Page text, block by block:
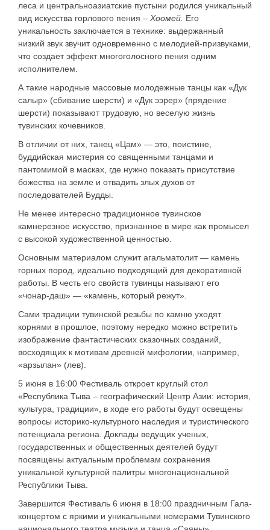
леса и центральноазиатские пустыни родился уникальный
вид искусства горлового пения – Хоомей. Его
уникальность заключается в технике: выдержанный
низкий звук звучит одновременно с мелодией-призвуками,
что создает эффект многоголосного пения одним
исполнителем.
А такие народные массовые молодежные танцы как «Дүк
салыр» (сбивание шерсти) и «Дүк ээрер» (прядение
шерсти) показывают трудовую, но веселую жизнь
тувинских кочевников.
В отличии от них, танец «Цам» — это, поистине,
буддийская мистерия со священными танцами и
пантомимой в масках, где нужно показать присутствие
божества на земле и отвадить злых духов от
последователей Будды.
Не менее интересно традиционное тувинское
камнерезное искусство, признанное в мире как промысел
с высокой художественной ценностью.
Основным материалом служит агальматолит — камень
горных пород, идеально подходящий для декоративной
работы. В честь его свойств тувинцы называют его
«чонар-даш» — «камень, который режут».
Сами традиции тувинской резьбы по камню уходят
корнями в прошлое, поэтому нередко можно встретить
изображение фантастических сказочных созданий,
восходящих к мотивам древней мифологии, например,
«арзылан» (лев).
5 июня в 16:00 Фестиваль откроет круглый стол
«Республика Тыва – географический Центр Азии: история,
культура, традиции», в ходе его работы будут освещены
вопросы историко-культурного наследия и туристического
потенциала региона. Доклады ведущих ученых,
государственных и общественных деятелей будут
посвящены актуальным проблемам сохранения
уникальной культурной палитры многонациональной
Республики Тыва.
Завершится Фестиваль 6 июня в 18:00 праздничным Гала-
концертом с яркими и уникальными номерами Тувинского